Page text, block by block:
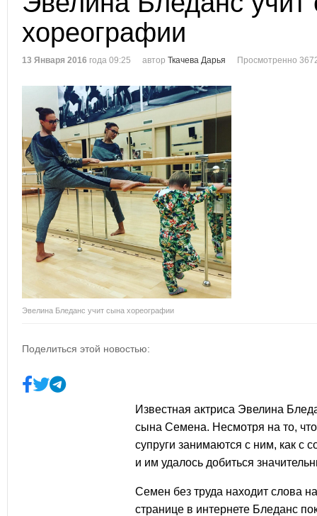
хореографии
13 Января 2016 года 09:25 автор Ткачева Дарья Просмотренно
Эвелина Бледанс учит сына хореографии
Поделиться этой новостью:
Известная актриса Эвелина
сына Семена. Несмотря на то,
супруги занимаются с ним, как с
и им удалось добиться
Семен без труда находит слова
странице в интернете Бледанс